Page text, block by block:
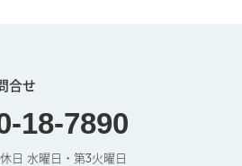
合せ
18-7890
日 水曜日・第3火曜日